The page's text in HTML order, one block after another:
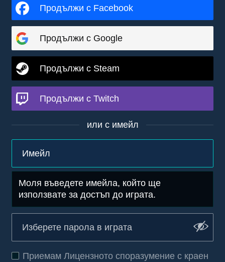
Продължи с Facebook
Продължи с Google
Продължи с Steam
Продължи с Twitch
или с имейл
Моля въведете имейла, който ще
използвате за достъп до играта.
Приемам Лицензното споразумение с краен